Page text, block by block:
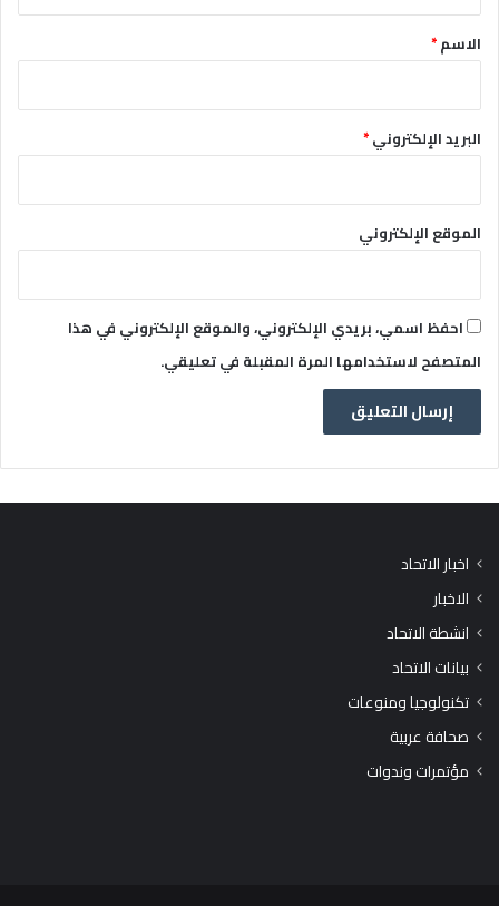
*الاسم*
البريد الإلكتروني*
الموقع الإلكتروني
احفظ اسمي، بريدي الإلكتروني، والموقع الإلكتروني في هذا
المتصفح لاستخدامها المرة المقبلة في تعليقي.
اخبار الاتحاد
الاخبار
انشطة الاتحاد
بيانات الاتحاد
تكنولوجيا ومنوعات
صحافة عربية
مؤتمرات وندوات